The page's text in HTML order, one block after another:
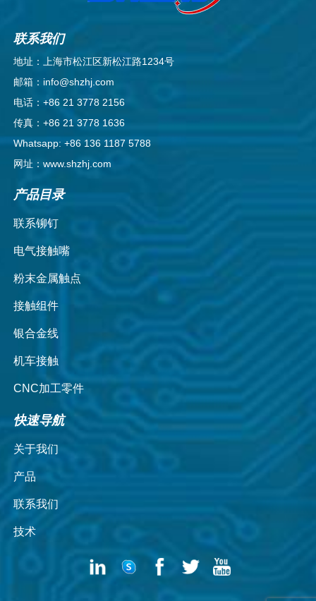
联系我们
地址：上海市松江区新松江路1234号
邮箱：info@shzhj.com
电话：+86 21 3778 2156
传真：+86 21 3778 1636
Whatsapp: +86 136 1187 5788
网址：www.shzhj.com
产品目录
联系铆钉
电气接触嘴
粉末金属触点
接触组件
银合金线
机车接触
CNC加工零件
快速导航
关于我们
产品
联系我们
技术